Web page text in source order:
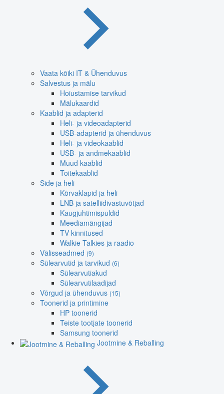
Vaata kõiki IT & Ühenduvus
Salvestus ja mälu
Hoiustamise tarvikud
Mälukaardid
Kaablid ja adapterid
Heli- ja videoadapterid
USB-adapterid ja ühenduvus
Heli- ja videokaablid
USB- ja andmekaablid
Muud kaablid
Toitekaablid
Side ja heli
Kõrvaklapid ja heli
LNB ja satelliidivastuvõtjad
Kaugjuhtimispuldid
Meediamängijad
TV kinnitused
Walkie Talkies ja raadio
Välisseadmed (9)
Sülearvutid ja tarvikud (6)
Sülearvutiakud
Sülearvutilaadijad
Võrgud ja ühenduvus (15)
Toonerid ja printimine
HP toonerid
Teiste tootjate toonerid
Samsung toonerid
Jootmine & Reballing